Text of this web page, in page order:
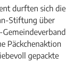
durften sich die
Stiftung über
Päckchenaktion
gepackte